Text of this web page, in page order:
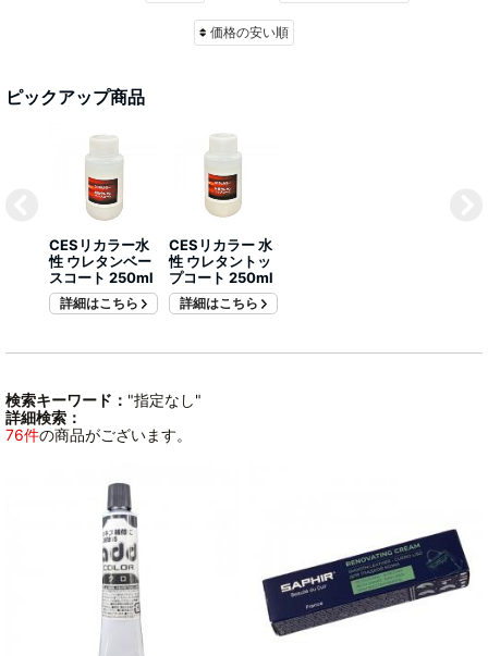
価格の安い順
ピックアップ商品
CESリカラー水
性 ウレタンベー
スコート 250ml
詳細はこちら
CESリカラー 水
性 ウレタントッ
プコート 250ml
詳細はこちら
検索キーワード： "指定なし"
詳細検索：
76件の商品がございます。